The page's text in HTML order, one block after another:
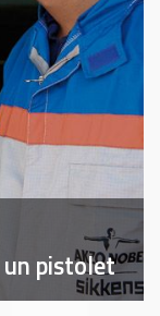
un pistolet